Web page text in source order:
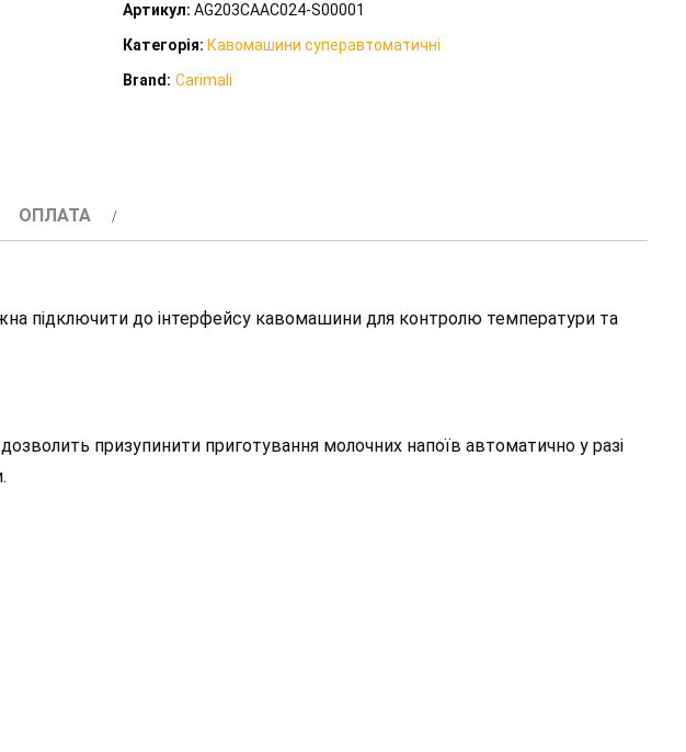
Fridge
Артикул:AG203CAAC024-S00001
Категорія: Кавомашини суперавтоматичні
Brand: Carimali
ОПЛАТА
підключити до інтерфейсу кавомашини для контролю температури та
призупинити приготування молочних напоїв автоматично у разі